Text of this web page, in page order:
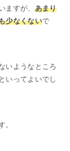
ますが、 あまり
少なくないで
いようなところ
いってよいでし
。